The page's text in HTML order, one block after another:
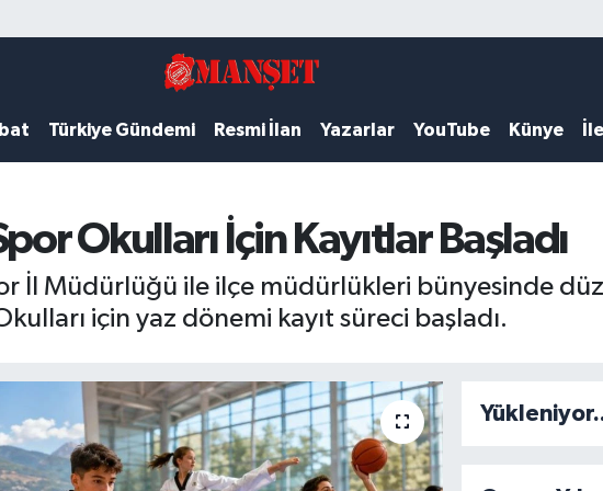
Türkiye Gündemi Resmi İlan Yazarlar YouTube Künye
Okulları İçin Kayıtlar Başladı
İl Müdürlüğü ile ilçe müdürlükleri bünyesinde
için yaz dönemi kayıt süreci başladı.